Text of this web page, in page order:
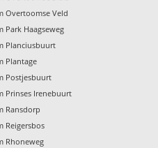
Overtoomse Veld
Park Haagseweg
Planciusbuurt
Plantage
Postjesbuurt
Prinses Irenebuurt
Ransdorp
Reigersbos
Rhoneweg